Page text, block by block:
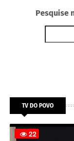
Pesquise
TV DO POVO